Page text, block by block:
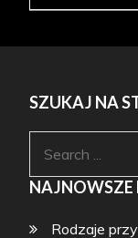
SZUKAJ NA
NAJNOWSZE
Rodzaje